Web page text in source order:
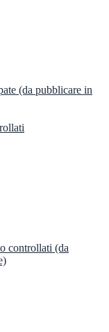
(da pubblicare in
controllati (da